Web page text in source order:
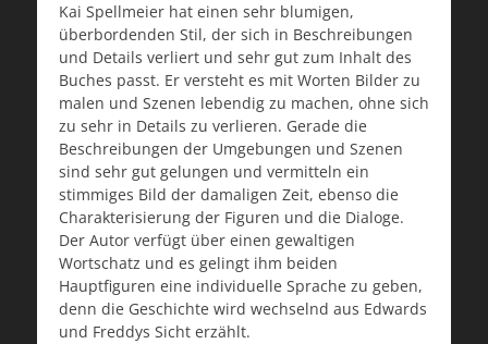
Kai Spellmeier hat einen sehr blumigen,
überbordenden Stil, der sich in Beschreibungen
und Details verliert und sehr gut zum Inhalt des
Buches passt. Er versteht es mit Worten Bilder zu
malen und Szenen lebendig zu machen, ohne sich
zu sehr in Details zu verlieren. Gerade die
Beschreibungen der Umgebungen und Szenen
sind sehr gut gelungen und vermitteln ein
stimmiges Bild der damaligen Zeit, ebenso die
Charakterisierung der Figuren und die Dialoge.
Der Autor verfügt über einen gewaltigen
Wortschatz und es gelingt ihm beiden
Hauptfiguren eine individuelle Sprache zu geben,
denn die Geschichte wird wechselnd aus Edwards
und Freddys Sicht erzählt.